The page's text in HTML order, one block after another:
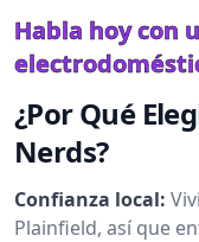
Habla hoy con
¿Por Qué
Nerds?
Confianza local:
Plainfield, así que